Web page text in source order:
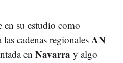
su estudio como
cadenas regionalesAN
en Navarra y algo